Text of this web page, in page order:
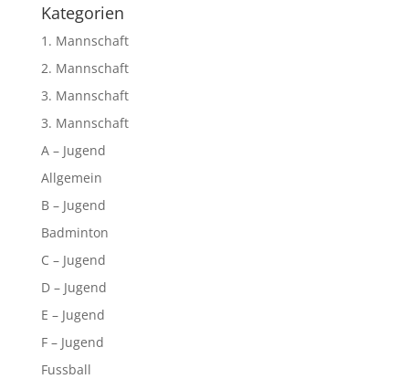
Kategorien
1. Mannschaft
2. Mannschaft
3. Mannschaft
3. Mannschaft
A – Jugend
Allgemein
B – Jugend
Badminton
C – Jugend
D – Jugend
E – Jugend
F – Jugend
Fussball